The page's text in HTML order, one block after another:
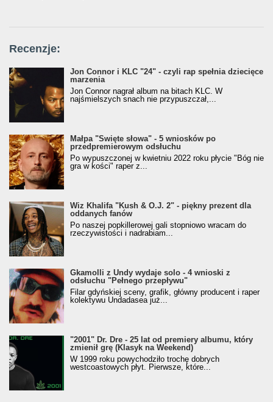
Recenzje:
Jon Connor i KLC "24" - czyli rap spełnia dziecięce
marzenia
Jon Connor nagrał album na bitach KLC. W
najśmielszych snach nie przypuszczał,...
Małpa "Święte słowa" - 5 wniosków po
przedpremierowym odsłuchu
Po wypuszczonej w kwietniu 2022 roku płycie "Bóg nie
gra w kości" raper z...
Wiz Khalifa "Kush & O.J. 2" - piękny prezent dla
oddanych fanów
Po naszej popkillerowej gali stopniowo wracam do
rzeczywistości i nadrabiam...
Gkamolli z Undy wydaje solo - 4 wnioski z
odsłuchu "Pełnego przepływu"
Filar gdyńskiej sceny, grafik, główny producent i raper
kolektywu Undadasea już...
"2001" Dr. Dre - 25 lat od premiery albumu, który
zmienił grę (Klasyk na Weekend)
W 1999 roku powychodziło trochę dobrych
westcoastowych płyt. Pierwsze, które...